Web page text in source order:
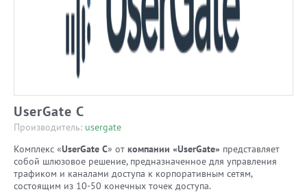
UserGate C
Производитель: usergate
Комплекс «UserGate C» от компании «UserGate» представляет
собой шлюзовое решение, предназначенное для управления
трафиком и каналами доступа к корпоративным сетям,
состоящим из 10-50 конечных точек доступа.